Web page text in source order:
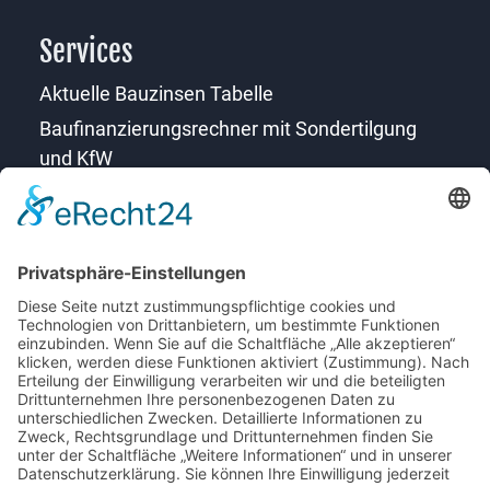
Services
Aktuelle Bauzinsen Tabelle
Baufinanzierungsrechner mit Sondertilgung
und KfW
Download Formulare
Ferienwohnung finanzieren Rechner
FAQ
Sie erreichen mich am Besten:
038327-45830
Mo., Di., Do.: von 9.00 Uhr-18.00 Uhr
Mi. und Fr.: von 9.00 Uhr-14.00 Uhr